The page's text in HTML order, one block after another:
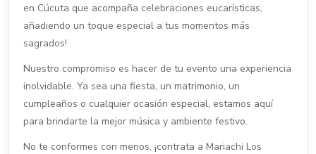
en Cúcuta que acompaña celebraciones eucarísticas,
añadiendo un toque especial a tus momentos más
sagrados!
Nuestro compromiso es hacer de tu evento una experiencia
inolvidable. Ya sea una fiesta, un matrimonio, un
cumpleaños o cualquier ocasión especial, estamos aquí
para brindarte la mejor música y ambiente festivo.
No te conformes con menos, ¡contrata a Mariachi Los